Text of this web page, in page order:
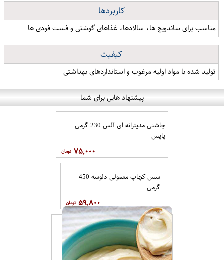
کاربردها
مناسب برای ساندویچ ها، سالادها، غذاهای گوشتی و فست فودی ها
کیفیت
تولید شده با مواد اولیه مرغوب و استانداردهای بهداشتی
پیشنهاد هایی برای شما
چاشنی مدیترانه ای آلس 230 گرمی
پاپس
۷۵,۰۰۰
سس کچاپ معمولی دلوسه 450
گرمی
۵۹,۸۰۰